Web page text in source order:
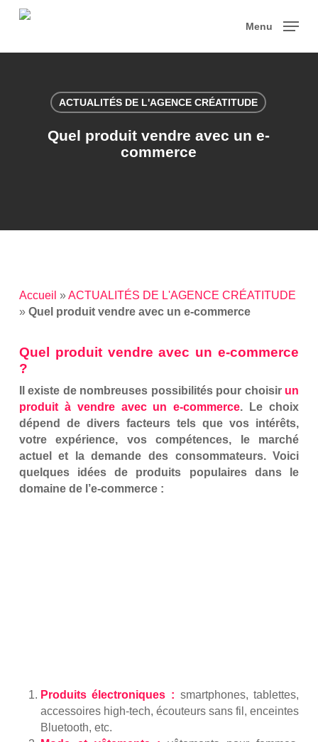
Skip
content
Menu
ACTUALITÉS DE L'AGENCE CRÉATITUDE
Quel produit vendre avec un e-
commerce
Accueil »ACTUALITÉS DE L'AGENCE CRÉATITUDE
» Quel produit vendre avec un e-commerce
Quel produit vendre avec un e-commerce
?
Il existe de nombreuses possibilités pour choisir un
produit à vendre avec un e-commerce. Le choix
dépend de divers facteurs tels que vos intérêts,
votre expérience, vos compétences, le marché
actuel et la demande des consommateurs. Voici
quelques idées de produits populaires dans le
domaine de l’e-commerce :
Produits électroniques : smartphones, tablettes,
accessoires high-tech, écouteurs sans fil, enceintes
Bluetooth, etc.